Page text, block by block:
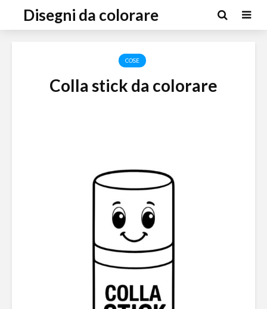
Disegni da colorare
COSE
Colla stick da colorare